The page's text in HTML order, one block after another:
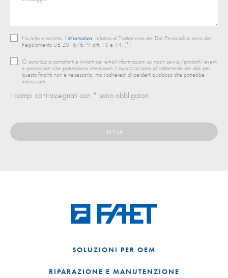
Ho letto e accetto l’informativa relativa al Trattamento dei Dati Personali ai sensi del
Regolamento UE 2016/679 artt. 13 e 14. (*)
Ci autorizzi a contattarti e inviarti per email informazioni sui nostri servizi/prodotti/eventi
e promozioni che potrebbero interessarti. L’autorizzazione al trattamento dei dati per
questa finalità non è necessaria, ma rischieresti di perderti qualcosa che potrebbe
interessarti.
I campi contrassegnati con * sono obbligatori
SOLUZIONI PER OEM
RIPARAZIONE E MANUTENZIONE